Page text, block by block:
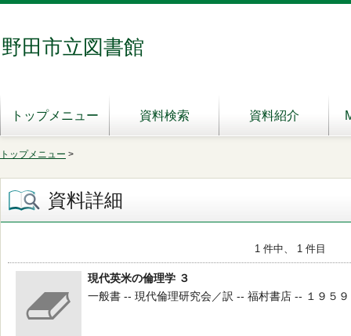
野田市立図書館
トップメニュー 資料検索 資料紹介
トップメニュー >
資料詳細
1 件中、 1 件目
現代英米の倫理学 ３
一般書 -- 現代倫理研究会／訳 -- 福村書店 -- １９５